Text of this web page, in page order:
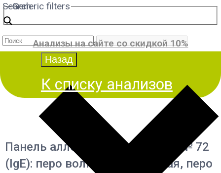
Search
Generic filters
Анализы на сайте со скидкой 10%
К списку анализов
Панель аллергенов животных № 72
(IgE): перо волнистого попугая, перо